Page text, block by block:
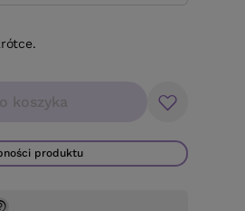
koszyka
produktu